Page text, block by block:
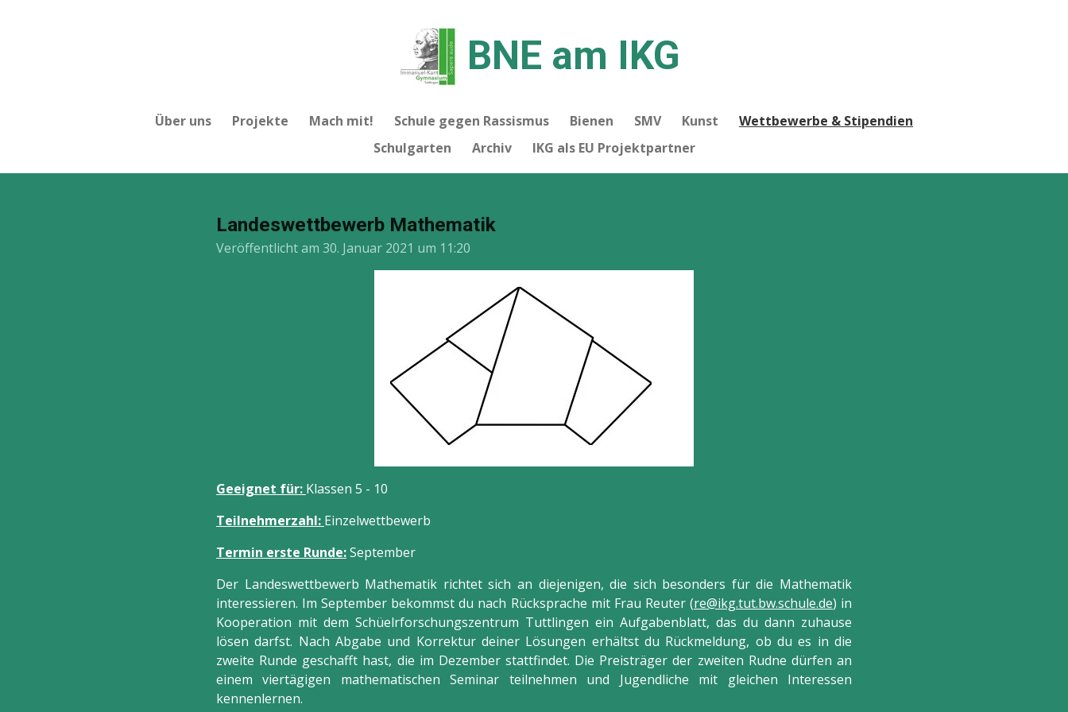
BNE am IKG
Über uns Projekte Mach mit! Schule gegen Rassismus Bienen SMV Kunst
Wettbewerbe & Stipendien
Schulgarten
Archiv IKG als EU Projektpartner
Landeswettbewerb Mathematik
Veröffentlicht am 30. Januar 2021 um 11:20
Geeignet für: Klassen 5 - 10
Teilnehmerzahl: Einzelwettbewerb
Termin erste Runde:September
Der Landeswettbewerb Mathematik richtet sich an diejenigen, die sich besonders für die Mathematik
interessieren. Im September bekommst du nach Rücksprache mit Frau Reuter (re@ikg.tut.bw.schule.de) in
Kooperation mit dem Schüelrforschungszentrum Tuttlingen ein Aufgabenblatt, das du dann zuhause
lösen darfst. Nach Abgabe und Korrektur deiner Lösungen erhältst du Rückmeldung, ob du es in die
zweite Runde geschafft hast, die im Dezember stattfindet. Die Preisträger der zweiten Rudne dürfen an
einem viertägigen mathematischen Seminar teilnehmen und Jugendliche mit gleichen Interessen
kennenlernen.